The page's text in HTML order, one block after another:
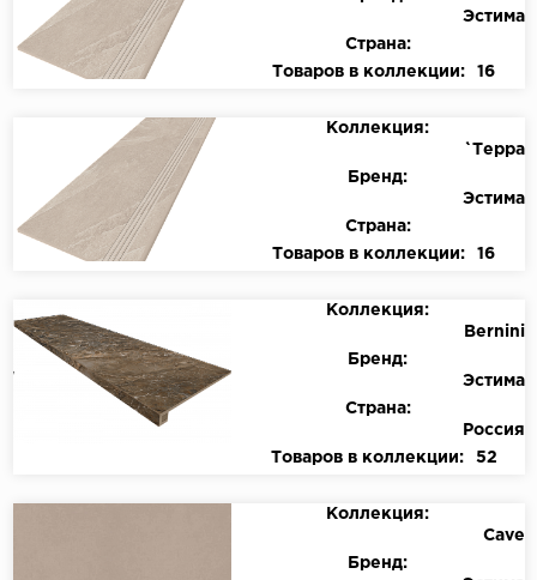
Эстима
Страна:
Товаров в коллекции:
16
Коллекция:
`Терра
Бренд:
Эстима
Страна:
Товаров в коллекции:
16
Коллекция:
Bernini
Бренд:
Эстима
Страна:
Россия
Товаров в коллекции:
52
Коллекция:
Cave
Бренд: